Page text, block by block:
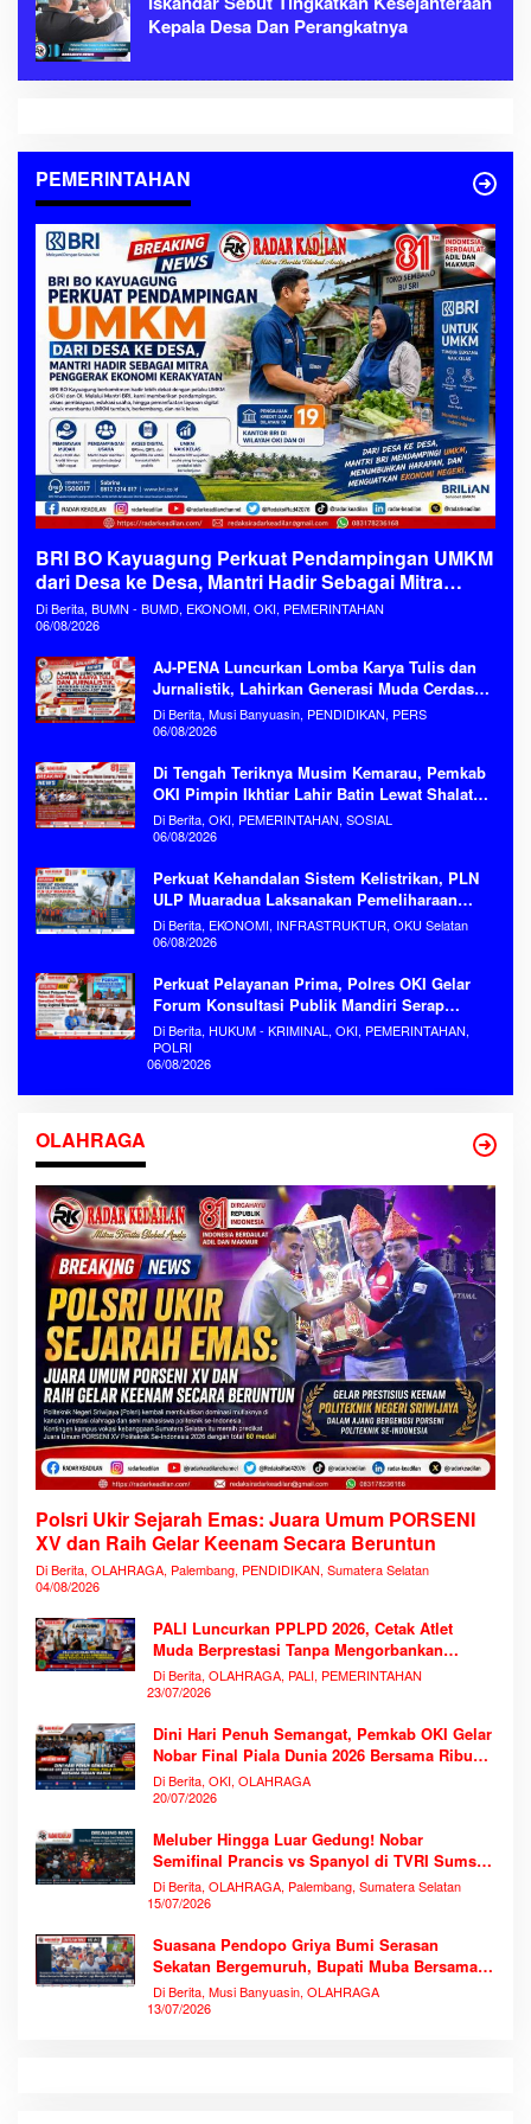
Kepala Desa Dan Perangkatnya
PEMERINTAHAN
BRI BO Kayuagung Perkuat Pendampingan UMKM
dari Desa ke Desa, Mantri Hadir Sebagai Mitra
Penggerak Ekonomi Kerakyatan
Di Berita, BUMN - BUMD, EKONOMI, OKI, PEMERINTAHAN
06/08/2026
AJ-PENA Luncurkan Lomba Karya Tulis dan
Jurnalistik, Lahirkan Generasi Muda Cerdas
Menjaga Aset Bangsa
Di Berita, Musi Banyuasin, PENDIDIKAN, PERS
06/08/2026
Di Tengah Teriknya Musim Kemarau, Pemkab
OKI Pimpin Ikhtiar Lahir Batin Lewat Shalat
Istisqa Memohon Turunnya Hujan
Di Berita, OKI, PEMERINTAHAN, SOSIAL
06/08/2026
Perkuat Kehandalan Sistem Kelistrikan, PLN
ULP Muaradua Laksanakan Pemeliharaan
ROW dan HAR Konstruksi Gabungan Secara
Terpadu
Di Berita, EKONOMI, INFRASTRUKTUR, OKU Selatan
06/08/2026
Perkuat Pelayanan Prima, Polres OKI Gelar
Forum Konsultasi Publik Mandiri Serap
Aspirasi Masyarakat
Di Berita, HUKUM - KRIMINAL, OKI, PEMERINTAHAN,
POLRI
06/08/2026
OLAHRAGA
Polsri Ukir Sejarah Emas: Juara Umum PORSENI
XV dan Raih Gelar Keenam Secara Beruntun
Di Berita, OLAHRAGA, Palembang, PENDIDIKAN, Sumatera Selatan
04/08/2026
PALI Luncurkan PPLPD 2026, Cetak Atlet
Muda Berprestasi Tanpa Mengorbankan
Pendidikan
Di Berita, OLAHRAGA, PALI, PEMERINTAHAN
23/07/2026
Dini Hari Penuh Semangat, Pemkab OKI Gelar
Nobar Final Piala Dunia 2026 Bersama Ribuan
Warga
Di Berita, OKI, OLAHRAGA
20/07/2026
Meluber Hingga Luar Gedung! Nobar
Semifinal Prancis vs Spanyol di TVRI Sumsel
Memecahkan Rekor Antusiasme
Di Berita, OLAHRAGA, Palembang, Sumatera Selatan
15/07/2026
Suasana Pendopo Griya Bumi Serasan
Sekatan Bergemuruh, Bupati Muba Bersama
Ribuan Warga Nobar Laga Bersejarah Piala
Dunia 2026
Di Berita, Musi Banyuasin, OLAHRAGA
13/07/2026